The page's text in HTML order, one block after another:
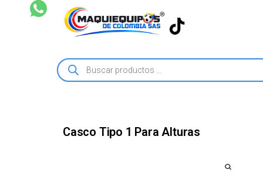
Casco Tipo 1 Para Alturas